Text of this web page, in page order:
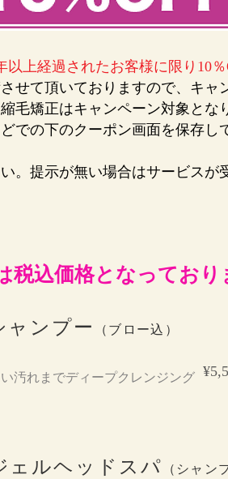
上経過されたお客様に限り10％
せて頂いておりますので、キャ
毛矯正はキャンペーン対象とな
での下のクーポン画面を保存し
。提示が無い場合はサービスが
税込価格となっており
ャンプー （ブロー込）
汚れまでディープクレンジング
ェルヘッドスパ （シャン